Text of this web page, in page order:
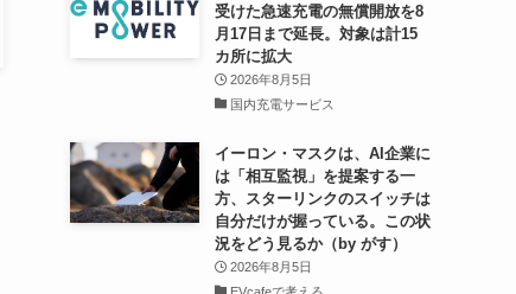
受けた急速充電の無償開放を8
月17日まで延長。対象は計15
カ所に拡大
2026年8月5日
国内充電サービス
イーロン・マスクは、AI企業に
は「相互監視」を提案する一
方、スターリンクのスイッチは
自分だけが握っている。この状
況をどう見るか（by がす）
2026年8月5日